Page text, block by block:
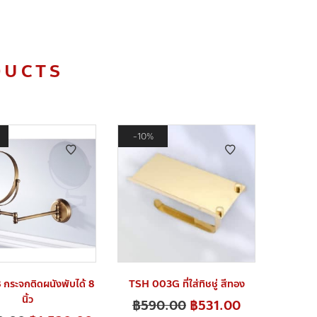
กระจกติดผนังพับได้ 8
นิ้ว
10%
TSH 003G ที่ใส่ทิชชู่ สีทอง
฿590.00 ฿531.00